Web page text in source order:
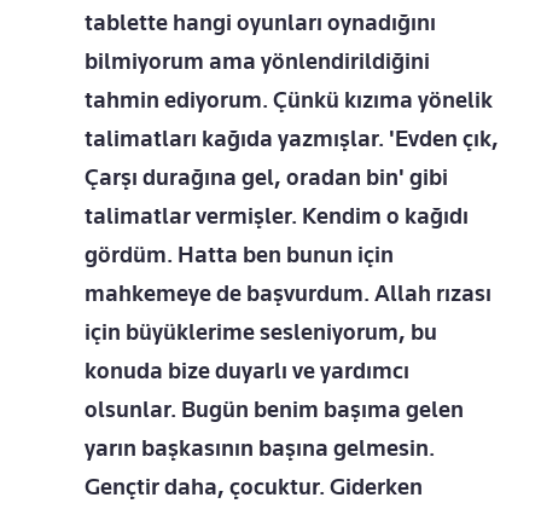
tablette hangi oyunları oynadığını
bilmiyorum ama yönlendirildiğini
tahmin ediyorum. Çünkü kızıma yönelik
talimatları kağıda yazmışlar. 'Evden çık,
Çarşı durağına gel, oradan bin' gibi
talimatlar vermişler. Kendim o kağıdı
gördüm. Hatta ben bunun için
mahkemeye de başvurdum. Allah rızası
için büyüklerime sesleniyorum, bu
konuda bize duyarlı ve yardımcı
olsunlar. Bugün benim başıma gelen
yarın başkasının başına gelmesin.
Gençtir daha, çocuktur. Giderken